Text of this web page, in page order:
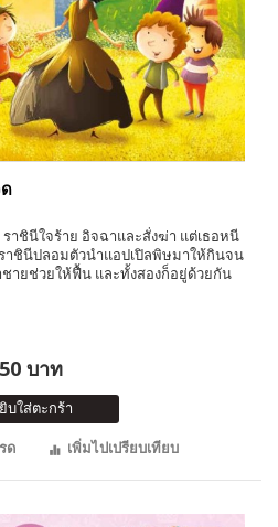
าชินีใจร้าย อิจฉาและสั่งฆ่า แต่เธอหนี
าชินีปลอมตัวนำแอปเปิลพิษมาให้กินจน
ชายช่วยให้ฟื้น และทั้งสองก็อยู่ด้วยกัน
50 บาท
บใส่ตะกร้า
ด
เพิ่มไปเปรียบเทียบ